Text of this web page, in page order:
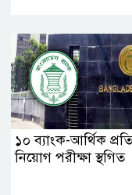
১০ ব্যাংক-আর্থিক
নিয়োগ পরীক্ষা স্থগিত